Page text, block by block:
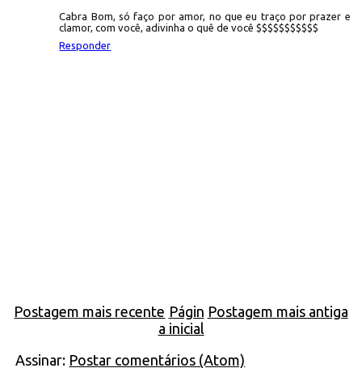
Cabra Bom, só faço por amor, no que eu traço por prazer e
clamor, com você, adivinha o quê de você $$$$$$$$$$$
Responder
Postagem mais recente Postagem mais antiga
Págin
a inicial
Assinar: Postar comentários (Atom)